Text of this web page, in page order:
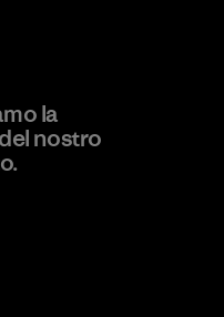
la
nostro